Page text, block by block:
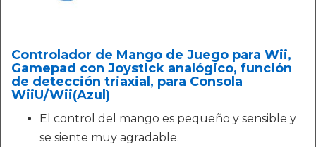
Controlador de Mango de Juego para Wii,
Gamepad con Joystick analógico, función
de detección triaxial, para Consola
WiiU/Wii(Azul)
El control del mango es pequeño y sensible y
se siente muy agradable.